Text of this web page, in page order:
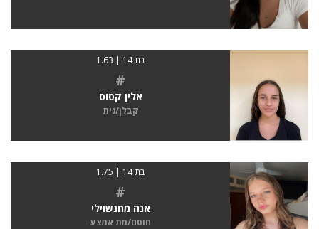
בת 14 | 1.63
#
אלין קסוס
קבלן/נית
בת 14 | 1.75
#
אנה מחנשוילי
חוסם/מת אמצע